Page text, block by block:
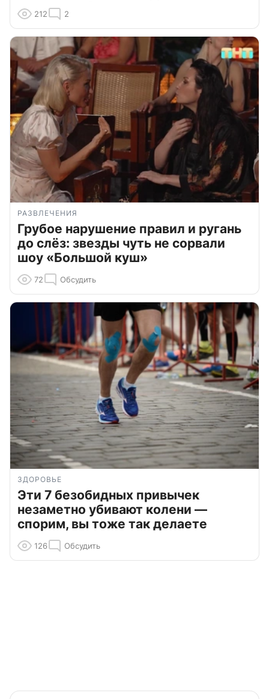
212 2
РАЗВЛЕЧЕНИЯ
Грубое нарушение правил и ругань
до слёз: звезды чуть не сорвали
шоу «Большой куш»
72 Обсудить
ЗДОРОВЬЕ
Эти 7 безобидных привычек
незаметно убивают колени —
спорим, вы тоже так делаете
126 Обсудить